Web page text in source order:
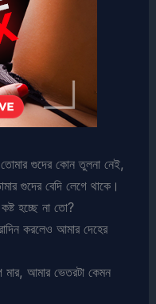
গুদের কোন তুলনা নেই,
গুদের বেদি লেগে থাকে।
হচ্ছে না তো?
করলেও আমার দেহের
আমার ভেতরটা কেমন